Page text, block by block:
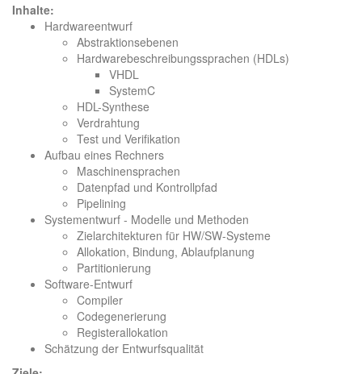
Inhalte:
Hardwareentwurf
Abstraktionsebenen
Hardwarebeschreibungssprachen (HDLs)
VHDL
SystemC
HDL-Synthese
Verdrahtung
Test und Verifikation
Aufbau eines Rechners
Maschinensprachen
Datenpfad und Kontrollpfad
Pipelining
Systementwurf - Modelle und Methoden
Zielarchitekturen für HW/SW-Systeme
Allokation, Bindung, Ablaufplanung
Partitionierung
Software-Entwurf
Compiler
Codegenerierung
Registerallokation
Schätzung der Entwurfsqualität